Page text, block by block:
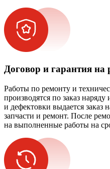
Договор и гарантия
Работы по ремонту и
производятся по заказ
и дефектовки выдается заказ
запчасти и ремонт. После
на выполненные работы на